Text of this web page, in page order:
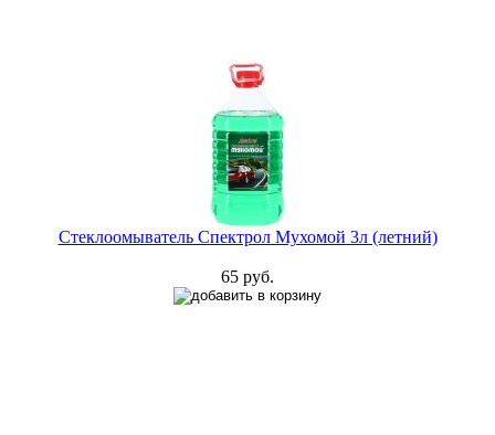
Стеклоомыватель Спектрол Мухомой 3л (летний)
65 руб.